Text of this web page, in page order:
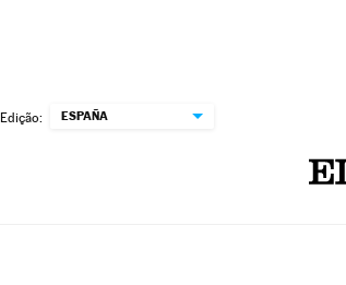
Edição: ESPAÑA